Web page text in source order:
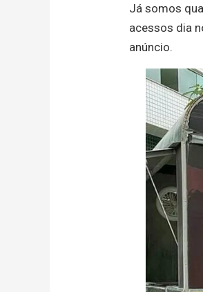
Já somos
acessos dia
anúncio.